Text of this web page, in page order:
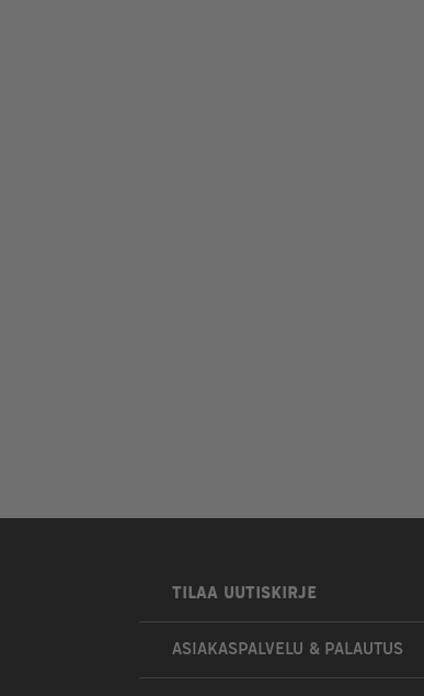
TILAA UUTISKIRJE
ASIAKASPALVELU & PALAUTUS